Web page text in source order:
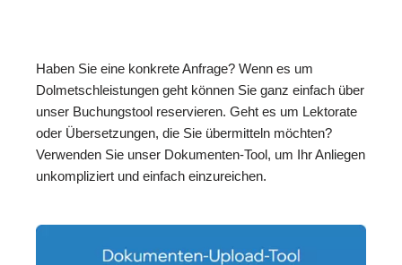
Haben Sie eine konkrete Anfrage? Wenn es um
Dolmetschleistungen geht können Sie ganz einfach über
unser Buchungstool reservieren. Geht es um Lektorate
oder Übersetzungen, die Sie übermitteln möchten?
Verwenden Sie unser Dokumenten-Tool, um Ihr Anliegen
unkompliziert und einfach einzureichen.